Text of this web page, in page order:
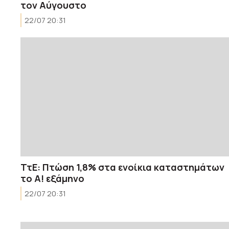
τον Αύγουστο
22/07 20:31
ΤτΕ: Πτώση 1,8% στα ενοίκια καταστημάτων
το Α! εξάμηνο
22/07 20:31